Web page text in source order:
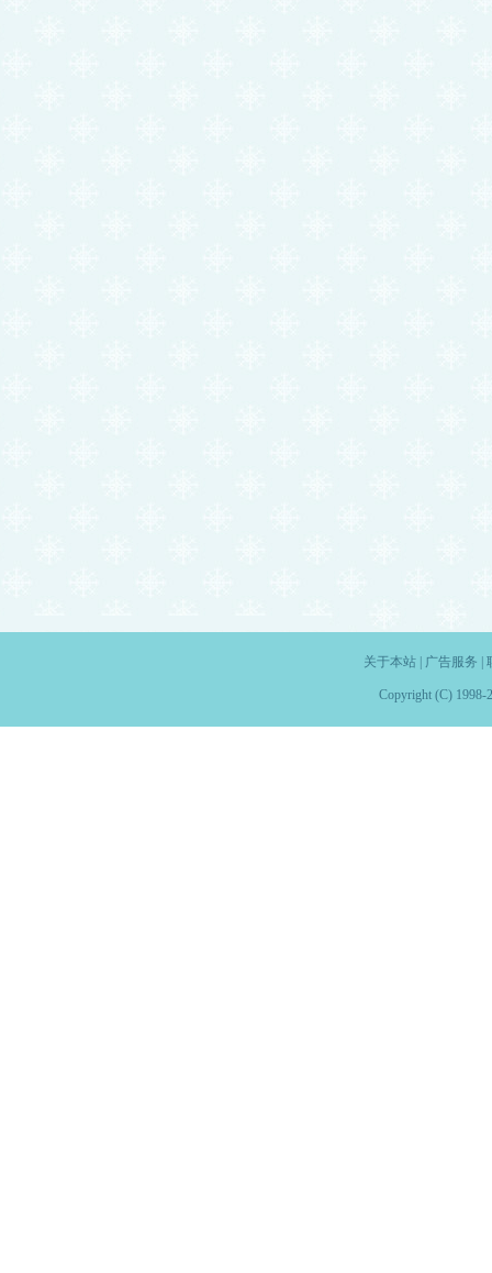
关于本站| 广告服务
Copyright (C) 1998-